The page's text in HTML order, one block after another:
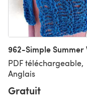
962-Simple Summer
PDF téléchargeable,
Anglais
Gratuit